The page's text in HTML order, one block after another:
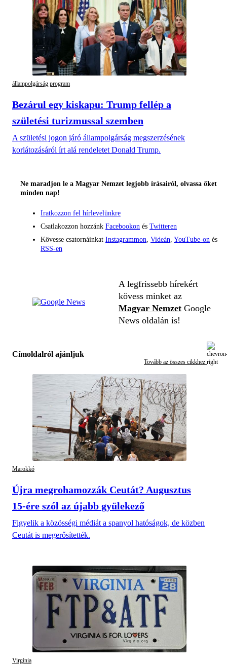
állampolgárság program
Bezárul egy kiskapu: Trump fellép a
születési turizmussal szemben
A születési jogon járó állampolgárság megszerzésének
korlátozásáról írt alá rendeletet Donald Trump.
Ne maradjon le a Magyar Nemzet legjobb írásairól, olvassa őket
minden nap!
Iratkozzon fel hírlevelünkre
Csatlakozzon hozzánk Facebookon és Twitteren
Kövesse csatornáinkat Instagrammon, Videán, YouTube-on és
RSS-en
A legfrissebb hírekért
kövess minket az
Magyar Nemzet Google
News oldalán is!
Címoldalról ajánljuk
Tovább az összes cikkhez
Marokkó
Újra megrohamozzák Ceutát? Augusztus
15-ére szól az újabb gyülekező
Figyelik a közösségi médiát a spanyol hatóságok, de közben
Ceutát is megerősítették.
Virginia